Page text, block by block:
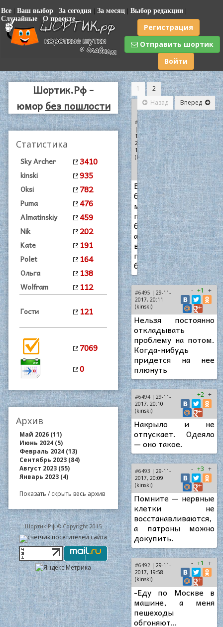
Все | Ваш выбор | За сегодня | За месяц | Выбор редакции |
Случайные | О проекте
Регистрация
Отправить шортик
Войти
Шортик.Рф -
юморбез пошлости
Статистика
Sky Archer 3410
kinski 935
Oksi 782
Puma 476
Almatinskiy 459
Nik 202
Kate 191
Polet 164
Ольга 138
Wolfram 112
Гости 121
7069
0
Архив
Май 2026 (11)
Июнь 2024 (5)
Февраль 2024 (13)
Сентябрь 2023 (84)
Август 2023 (55)
Январь 2023 (4)
Показать / скрыть весь архив
Шортик.Рф © Copyright 2015
1
2
Назад
Вперед
#6496
| 30-
11-
2017,
16:00
(kinski)
+1
+
В
бесплатной
медицине
платные
бахилы,
а
в
платной
бесплатные.
#6495 | 29-11-
2017, 20:11
(kinski)
- +1 +
Нельзя постоянно
откладывать
проблему на потом.
Когда-нибудь
придется на нее
плюнуть
#6494 | 29-11-
2017, 20:10
(kinski)
- +2 +
Накрыло и не
отпускает. Одеяло
— оно такое.
#6493 | 29-11-
2017, 20:09
(kinski)
- +3 +
Помните — нервные
клетки не
восстанавливаются,
а патроны можно
докупить.
#6492 | 29-11-
2017, 19:58
(kinski)
- +1 +
-Еду по Москве в
машине, а меня
пешеходы
обгоняют…